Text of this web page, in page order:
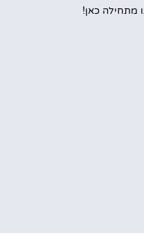
מתחילה כאן!